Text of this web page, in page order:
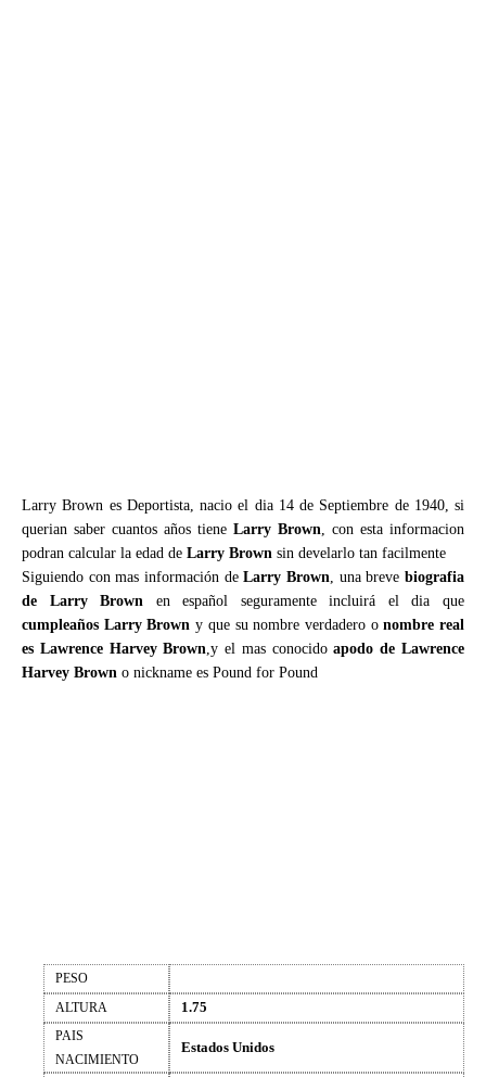
Larry Brown es Deportista, nacio el dia 14 de Septiembre de 1940, si
querian saber cuantos años tiene Larry Brown, con esta informacion
podran calcular la edad de Larry Brown sin develarlo tan facilmente
Siguiendo con mas información deLarry Brown, una brevebiografia
de Larry Brown en español seguramente incluirá el dia que
cumpleaños Larry Brown y que su nombre verdadero onombre real
es Lawrence Harvey Brown,y el mas conocidoapodo de Lawrence
Harvey Brown o nickname es Pound for Pound
PESO
ALTURA
1.75
PAIS
NACIMIENTO
Estados Unidos